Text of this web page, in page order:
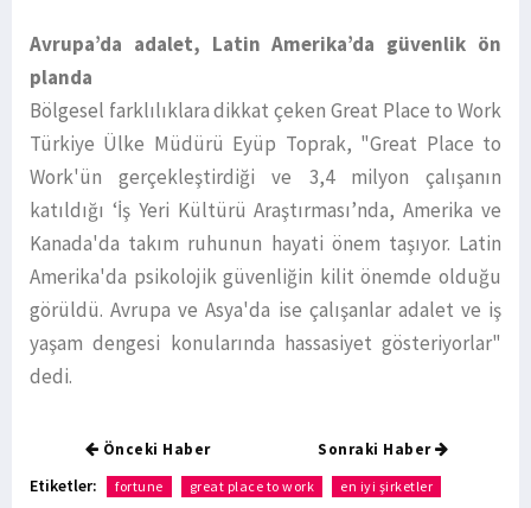
Avrupa’da adalet, Latin Amerika’da güvenlik ön
planda
Bölgesel farklılıklara dikkat çeken Great Place to Work
Türkiye Ülke Müdürü Eyüp Toprak, "Great Place to
Work'ün gerçekleştirdiği ve 3,4 milyon çalışanın
katıldığı ‘İş Yeri Kültürü Araştırması’nda, Amerika ve
Kanada'da takım ruhunun hayati önem taşıyor. Latin
Amerika'da psikolojik güvenliğin kilit önemde olduğu
görüldü. Avrupa ve Asya'da ise çalışanlar adalet ve iş
yaşam dengesi konularında hassasiyet gösteriyorlar"
dedi.
Önceki Haber Sonraki Haber
Etiketler: fortune great place to work en iyi şirketler